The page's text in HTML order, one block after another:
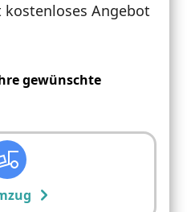
Angebot
gewünschte